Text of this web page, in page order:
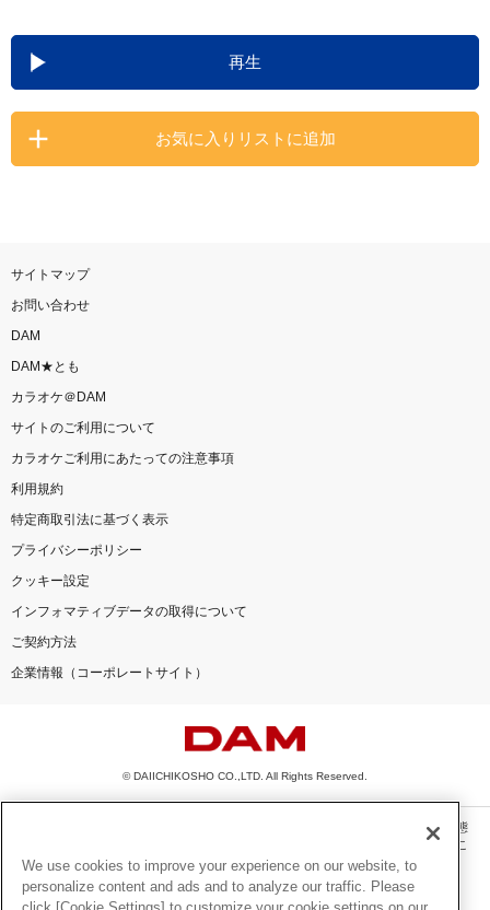
DAMの新曲・ランキングなど
カラオケ最新情報をチェック！
再生
お気に入りリストに追加
サイトマップ
お問い合わせ
DAM
DAM★とも
カラオケ＠DAM
サイトのご利用について
カラオケご利用にあたっての注意事項
利用規約
特定商取引法に基づく表示
プライバシーポリシー
クッキー設定
インフォマティブデータの取得について
ご契約方法
企業情報（コーポレートサイト）
© DAIICHIKOSHO CO.,LTD. All Rights Reserved.
このサイトに掲載されている一切の文章・画像・写真・動画・音声等を、手段や形態
を問わず、著作権法の定める範囲を超えて無断で複製、転載、ファイル化などするこ
とを禁じます。
楽曲及びコンテンツは、機種によりご利用いただけない場合があります。
We use cookies to improve your experience on our website, to
personalize content and ads and to analyze our traffic. Please